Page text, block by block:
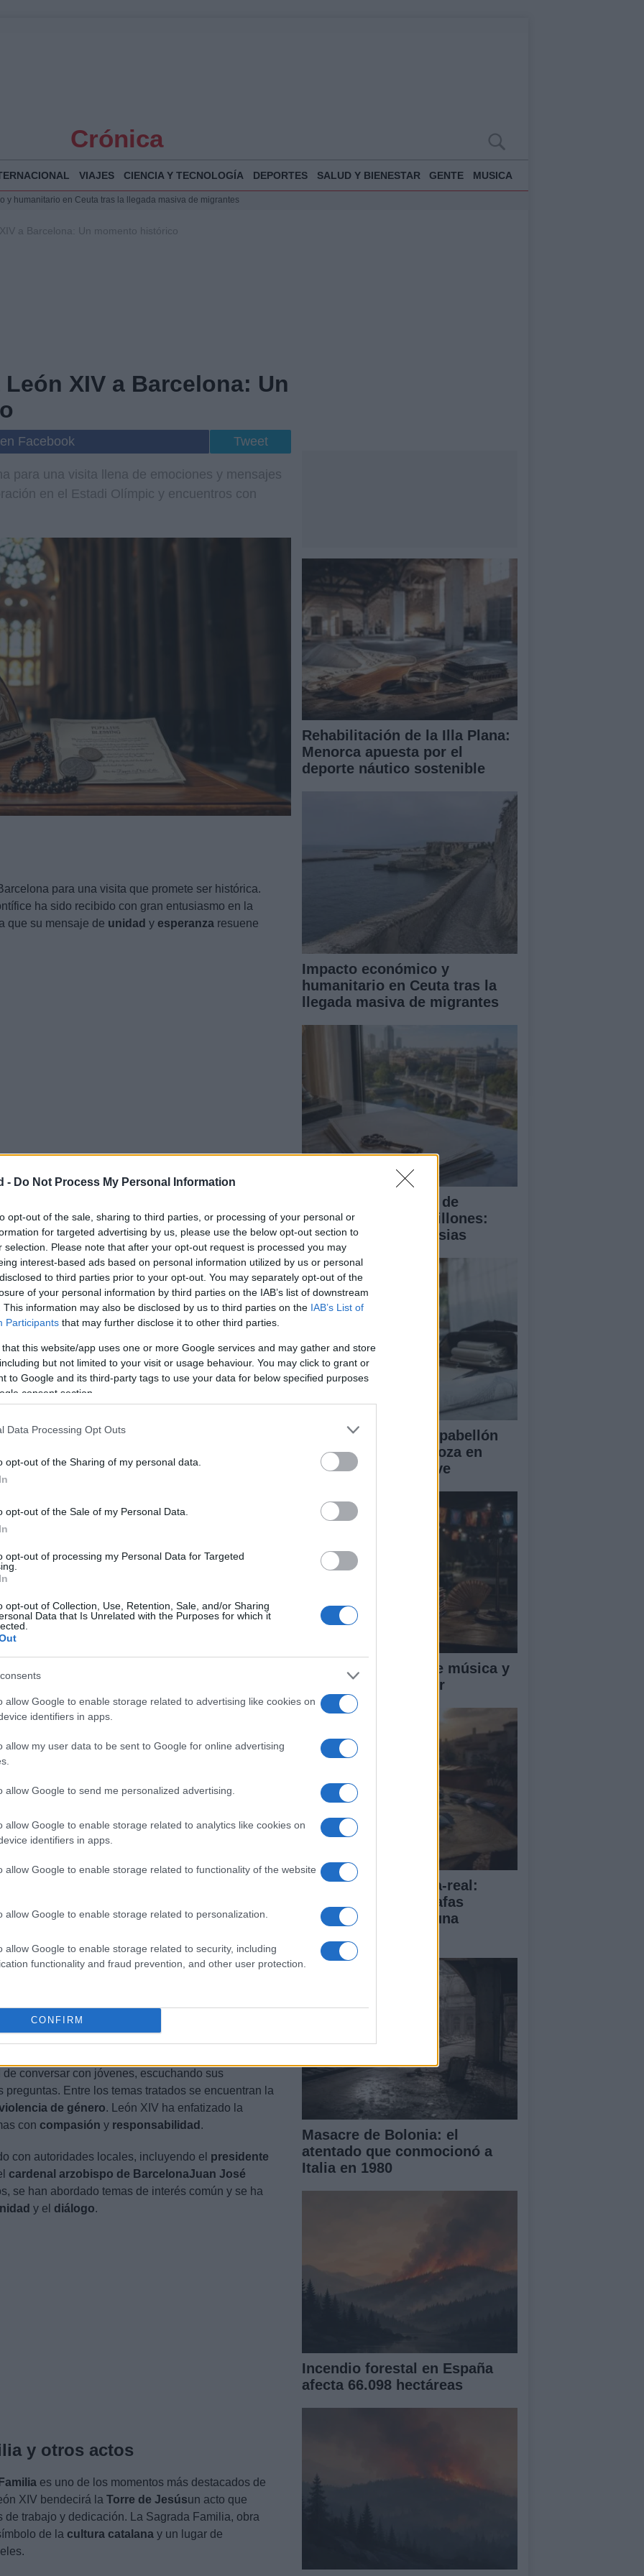
- Do Not Process My Personal Information
opt-out of the sale, sharing to third parties, or processing of your personal or
for targeted advertising by us, please use the below opt-out section to
selection. Please note that after your opt-out request is processed you may
interest-based ads based on personal information utilized by us or personal
to third parties prior to your opt-out. You may separately opt-out of the
of your personal information by third parties on the IAB’s list of downstream
This information may also be disclosed by us to third parties on the IAB’s List of
Participants that may further disclose it to other third parties.
that this website/app uses one or more Google services and may gather and store
but not limited to your visit or usage behaviour. You may click to grant or
to Google and its third-party tags to use your data for below specified purposes
consent section.
Data Processing Opt Outs
opt-out of the Sharing of my personal data.
opt-out of the Sale of my Personal Data.
opt-out of processing my Personal Data for Targeted
opt-out of Collection, Use, Retention, Sale, and/or Sharing
Data that Is Unrelated with the Purposes for which it
allow Google to enable storage related to advertising like cookies on
identifiers in apps.
allow my user data to be sent to Google for online advertising
allow Google to send me personalized advertising.
allow Google to enable storage related to analytics like cookies on
identifiers in apps.
allow Google to enable storage related to functionality of the website
allow Google to enable storage related to personalization.
allow Google to enable storage related to security, including
functionality and fraud prevention, and other user protection.
CONFIRM
Crónica
VIAJES CIENCIA Y TECNOLOGÍA DEPORTES SALUD Y BIENESTAR GENTE MUSICA
y humanitario en Ceuta tras la llegada masiva de migrantes
pabellón de la Expo de Zaragoza en centro sanitario clave
a Barcelona: Un momento histórico
XIV a Barcelona: Un
Facebook Tweet
para una visita llena de emociones y mensajes
en el Estadi Olímpic y encuentros con
para una visita que promete ser histórica.
ha sido recibido con gran entusiasmo en la
que su mensaje de unidad y esperanza resuene
vigilia de oraciónen elEstadi Olímpic Lluís
el pontífice se reunirá con autoridades locales y
y culturales.
Estadi Olímpic
de la visita es la
espera la asistencia de unas
musicales y testimonios, ha contado con la
Montserraty otros artistas.
ha dirigido un mensaje deesperanzay
de abrirse al viento del Espíritu
como inicio de una
temas como la
es una poderosa medicina contra el mal.
y autoridades
conversar con jóvenes, escuchando sus
Entre los temas tratados se encuentran la
de género. León XIV ha enfatizado la
con compasión y responsabilidad .
con autoridades locales, incluyendo el presidente
cardenal arzobispo de BarcelonaJuan José
se han abordado temas de interés común y se ha
y el diálogo.
y otros actos
es uno de los momentos más destacados de
XIV bendecirá la Torre de Jesúsun acto que
trabajo y dedicación. La Sagrada Familia, obra
de la cultura catalana y un lugar de
Rehabilitación de la Illa Plana:
Menorca apuesta por el
deporte náutico sostenible
Impacto económico y
humanitario en Ceuta tras la
llegada masiva de migrantes
La compra del ático de
Chamberí por 6,3 millones:
detalles y controversias
Transformación del pabellón
de la Expo de Zaragoza en
centro sanitario clave
FIS 2026: 75 años de música y
cultura en Santander
Eclipse solar en Vila-real:
talleres, cultura y gafas
homologadas para una
Masacre de Bolonia: el
atentado que conmocionó a
Italia en 1980
Incendio forestal en España
afecta 66.098 hectáreas